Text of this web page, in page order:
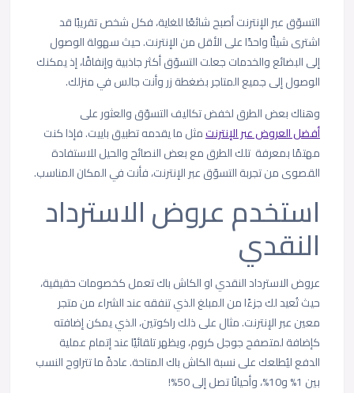
التسوّق عبر الإنترنت أصبح شائعًا للغاية، فكل شخص تقريبًا قد
اشترى شيئًا واحدًا على الأقل من الإنترنت. حيث سهولة الوصول
إلى البضائع والخدمات جعلت التسوّق أكثر جاذبية وإنفاقًا، إذ يمكنك
الوصول إلى جميع المتاجر بضغطة زر وأنت جالس في منزلك.
وهناك بعض الطرق لخفض تكاليف التسوّق والعثور على
أفضل العروض عبر الإنترنتمثل ما يقدمه تطبيق باييت. فإذا كنت
مهتمًا بمعرفة تلك الطرق مع بعض النصائح والحيل للاستفادة
القصوى من تجربة التسوّق عبر الإنترنت، فأنت في المكان المناسب.
استخدم عروض الاسترداد
النقدي
عروض الاسترداد النقدي او الكاش باك تعمل كخصومات حقيقية،
حيث تُعيد لك جزءًا من المبلغ الذي تنفقه عند الشراء من متجر
معين عبر الإنترنت. مثال على ذلك راكوتين، الذي يمكن إضافته
كإضافة لمتصفح جوجل كروم، ويظهر تلقائيًا عند إتمام عملية
الدفع ليُطلعك على نسبة الكاش باك المتاحة. عادةً ما تتراوح النسب
بين 1% و10%، وأحيانًا تصل إلى 50%!